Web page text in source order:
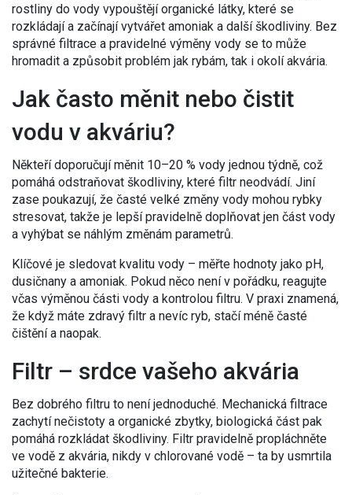
rostliny do vody vypouštějí organické látky, které se
rozkládají a začínají vytvářet amoniak a další škodliviny. Bez
správné filtrace a pravidelné výměny vody se to může
hromadit a způsobit problém jak rybám, tak i okolí akvária.
Jak často měnit nebo čistit
vodu v akváriu?
Někteří doporučují měnit 10–20 % vody jednou týdně, což
pomáhá odstraňovat škodliviny, které filtr neodvádí. Jiní
zase poukazují, že časté velké změny vody mohou rybky
stresovat, takže je lepší pravidelně doplňovat jen část vody
a vyhýbat se náhlým změnám parametrů.
Klíčové je sledovat kvalitu vody – měřte hodnoty jako pH,
dusičnany a amoniak. Pokud něco není v pořádku, reagujte
včas výměnou části vody a kontrolou filtru. V praxi znamená,
že když máte zdravý filtr a nevíc ryb, stačí méně časté
čištění a naopak.
Filtr – srdce vašeho akvária
Bez dobrého filtru to není jednoduché. Mechanická filtrace
zachytí nečistoty a organické zbytky, biologická část pak
pomáhá rozkládat škodliviny. Filtr pravidelně propláchněte
ve vodě z akvária, nikdy v chlorované vodě – ta by usmrtila
užitečné bakterie.